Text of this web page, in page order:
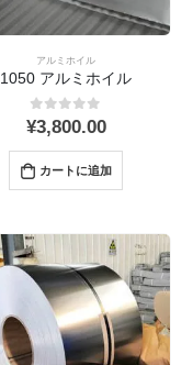
アルミホイル
1050 アルミホイル
0out 5
¥3,800.00
カートに追加